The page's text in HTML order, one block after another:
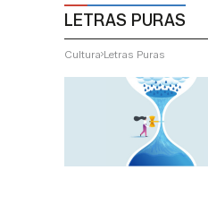
LETRAS PURAS
Cultura Letras Puras